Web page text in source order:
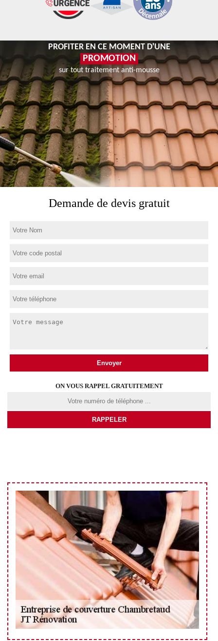
PROFITER EN CE MOMENT D'UNE
PROMOTION
sur tout traitement anti-mousse
Demande de devis gratuit
ON VOUS RAPPEL GRATUITEMENT